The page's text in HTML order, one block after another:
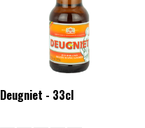
Deugniet - 33cl